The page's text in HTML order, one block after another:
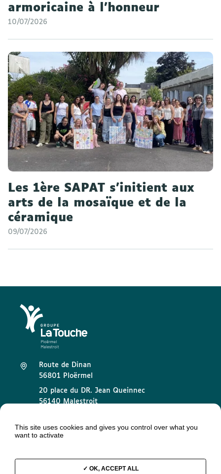
armoricaine à l'honneur
10/07/2026
Les 1ère SAPAT s'initient aux
arts de la mosaïque et de la
céramique
09/07/2026
Route de Dinan
56801 Ploërmel
20 place du DR. Jean Queinnec
56140 Malestroit
contact@groupelatouche.fr
This site uses cookies and gives you control over what you
want to activate
OK, ACCEPT ALL